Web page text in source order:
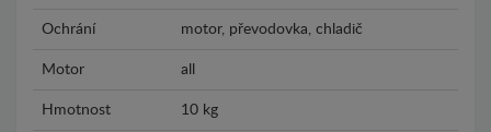
Ochrání motor, převodovka, chladič
Motor all
Hmotnost 10 kg